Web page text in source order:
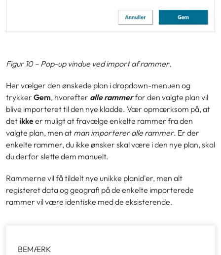
Figur 10 – Pop-up vindue ved import af rammer.
Her vælger den ønskede plan i dropdown-menuen og
trykker Gem, hvorefter alle rammerfor den valgte plan vil
blive importeret til den nye kladde. Vær opmærksom på, at
detikkeer muligt at fravælge enkelte rammer fra den
valgte plan, men at man importerer alle rammer. Er der
enkelte rammer, du ikke ønsker skal være i den nye plan, skal
du derfor slette dem manuelt.
Rammerne vil få tildelt nye unikke planid'er, men alt
registeret data og geografi på de enkelte importerede
rammer vil være identiske med de eksisterende.
BEMÆRK